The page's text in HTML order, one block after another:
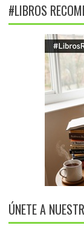
#LIBROS
ÚNETE A